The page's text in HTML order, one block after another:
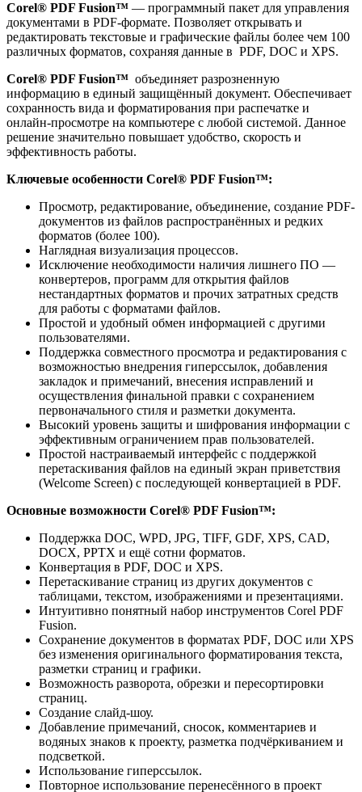
Corel® PDF Fusion™ — программный пакет для управления
документами в PDF-формате. Позволяет открывать и
редактировать текстовые и графические файлы более чем 100
различных форматов, сохраняя данные в PDF, DOC и XPS.
Corel® PDF Fusion™ объединяет разрозненную
информацию в единый защищённый документ. Обеспечивает
сохранность вида и форматирования при распечатке и
онлайн-просмотре на компьютере с любой системой. Данное
решение значительно повышает удобство, скорость и
эффективность работы.
Ключевые особенности Corel® PDF Fusion™:
Просмотр, редактирование, объединение, создание PDF-
документов из файлов распространённых и редких
форматов (более 100).
Наглядная визуализация процессов.
Исключение необходимости наличия лишнего ПО —
конвертеров, программ для открытия файлов
нестандартных форматов и прочих затратных средств
для работы с форматами файлов.
Простой и удобный обмен информацией с другими
пользователями.
Поддержка совместного просмотра и редактирования с
возможностью внедрения гиперссылок, добавления
закладок и примечаний, внесения исправлений и
осуществления финальной правки с сохранением
первоначального стиля и разметки документа.
Высокий уровень защиты и шифрования информации с
эффективным ограничением прав пользователей.
Простой настраиваемый интерфейс с поддержкой
перетаскивания файлов на единый экран приветствия
(Welcome Screen) с последующей конвертацией в PDF.
Основные возможности Corel® PDF Fusion™:
Поддержка DOC, WPD, JPG, TIFF, GDF, XPS, CAD,
DOCX, PPTX и ещё сотни форматов.
Конвертация в PDF, DOC и XPS.
Перетаскивание страниц из других документов с
таблицами, текстом, изображениями и презентациями.
Интуитивно понятный набор инструментов Corel PDF
Fusion.
Сохранение документов в форматах PDF, DOC или XPS
без изменения оригинального форматирования текста,
разметки страниц и графики.
Возможность разворота, обрезки и пересортировки
страниц.
Создание слайд-шоу.
Добавление примечаний, сносок, комментариев и
водяных знаков к проекту, разметка подчёркиванием и
подсветкой.
Использование гиперссылок.
Повторное использование перенесённого в проект